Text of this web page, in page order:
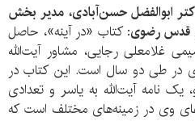
ابوالفضل حسن‌آبادی، مدیر بخش
قدس رضوی: کتاب «در آینه»، حاصل
رجایی، مشاور آیت‌الله
در طی دو سال است. این کتاب در
یک نامه آیت‌الله به یاسر و تعدادی
وی در زمینه‌های مختلف است که